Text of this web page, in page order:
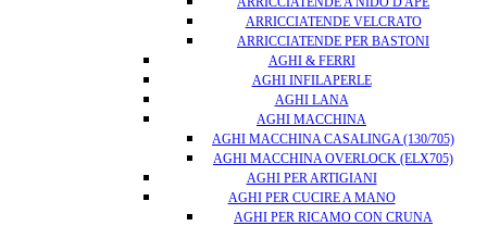
ARRICCIATENDE VELCRATO
ARRICCIATENDE PER BASTONI
AGHI & FERRI
AGHI INFILAPERLE
AGHI LANA
AGHI MACCHINA
AGHI MACCHINA CASALINGA (130/705)
AGHI MACCHINA OVERLOCK (ELX705)
AGHI PER ARTIGIANI
AGHI PER CUCIRE A MANO
AGHI PER RICAMO CON CRUNA